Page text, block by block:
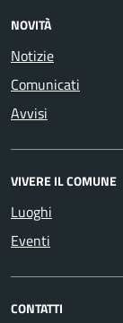
NOVITÀ
Notizie
Comunicati
Avvisi
VIVERE IL COMUNE
Luoghi
Eventi
CONTATTI